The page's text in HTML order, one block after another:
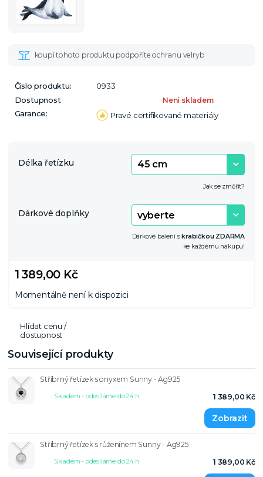
Číslo produktu:
0933
Dostupnost
Není skladem
Garance: Pravé certifikované materiály
Délka řetízku
Jak se změřit?
Dárkové doplňky
Dárkové balení skrabičkou ZDARMA
ke každému nákupu!
1 389,00 Kč
Momentálně není k dispozici
Hlídat cenu /
dostupnost
Související produkty
Stříbrný řetízek s onyxem Sunny - Ag925
1 389,00 Kč
Skladem - odesíláme do 24 h
Stříbrný řetízek s růženínem Sunny - Ag925
1 389,00 Kč
Skladem - odesíláme do 24 h